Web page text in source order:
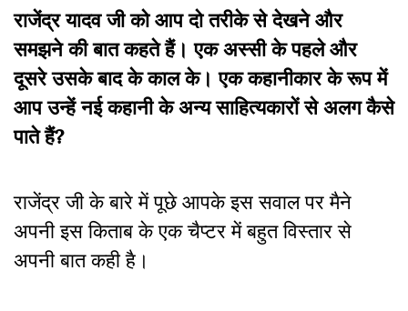
राजेंद्र यादव जी को आप दो तरीके से देखने और
समझने की बात कहते हैं। एक अस्सी के पहले और
दूसरे उसके बाद के काल के। एक कहानीकार के रूप में
आप उन्हें नई कहानी के अन्य साहित्यकारों से अलग कैसे
पाते हैं?
राजेंद्र जी के बारे में पूछे आपके इस सवाल पर मैने
अपनी इस किताब के एक चैप्टर में बहुत विस्तार से
अपनी बात कही है।